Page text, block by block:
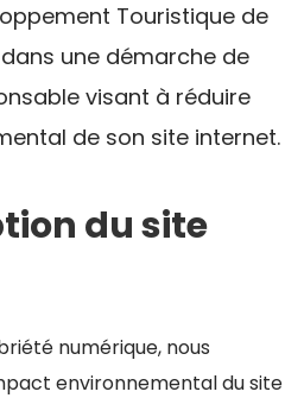
Touristique de
dans une démarche de
visant à réduire
de son site internet.
du site
numérique, nous
environnemental du site